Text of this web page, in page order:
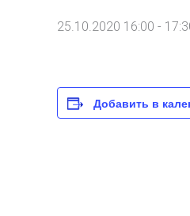
25.10.2020 16:00 -
Добавить в